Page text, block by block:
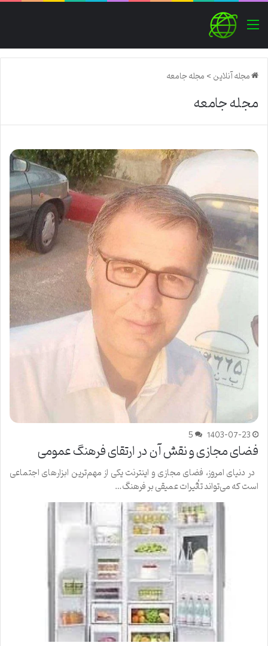
منو
مجله آنلاین>مجله جامعه
مجله جامعه
1403-07-23
5
فضای مجازی و نقش آن در ارتقای فرهنگ عمومی
در دنیای امروز، فضای مجازی و اینترنت یکی از مهم‌ترین ابزارهای اجتماعی
است که می‌تواند تأثیرات عمیقی بر فرهنگ…